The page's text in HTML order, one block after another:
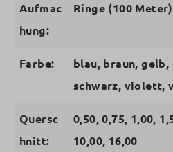
Aufmac
hung:
Ringe (100 Meter)
Farbe:
blau, braun,
schwarz, violett,
Quersc
hnitt:
0,50, 0,75, 1,00,
10,00, 16,00